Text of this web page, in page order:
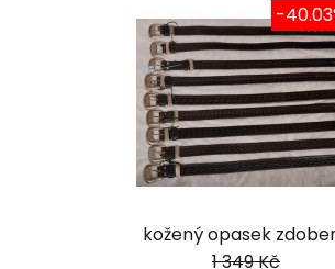
kožený opasek
-
1 349 Kč